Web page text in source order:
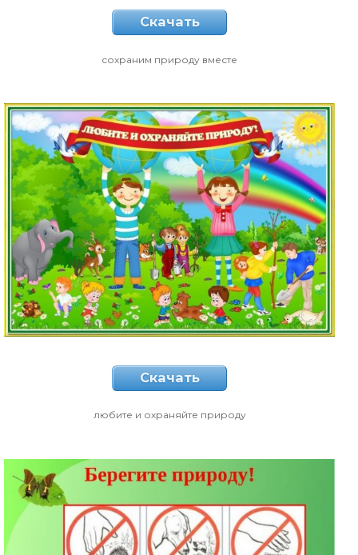
Скачать
сохраним природу вместе
Скачать
любите и охраняйте природу